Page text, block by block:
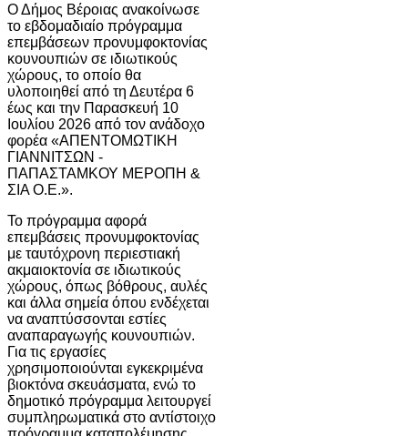
Ο Δήμος Βέροιας ανακοίνωσε
το εβδομαδιαίο πρόγραμμα
επεμβάσεων προνυμφοκτονίας
κουνουπιών σε ιδιωτικούς
χώρους, το οποίο θα
υλοποιηθεί από τη Δευτέρα 6
έως και την Παρασκευή 10
Ιουλίου 2026 από τον ανάδοχο
φορέα «ΑΠΕΝΤΟΜΩΤΙΚΗ
ΓΙΑΝΝΙΤΣΩΝ -
ΠΑΠΑΣΤΑΜΚΟΥ ΜΕΡΟΠΗ &
ΣΙΑ Ο.Ε.».
Το πρόγραμμα αφορά
επεμβάσεις προνυμφοκτονίας
με ταυτόχρονη περιεστιακή
ακμαιοκτονία σε ιδιωτικούς
χώρους, όπως βόθρους, αυλές
και άλλα σημεία όπου ενδέχεται
να αναπτύσσονται εστίες
αναπαραγωγής κουνουπιών.
Για τις εργασίες
χρησιμοποιούνται εγκεκριμένα
βιοκτόνα σκευάσματα, ενώ το
δημοτικό πρόγραμμα λειτουργεί
συμπληρωματικά στο αντίστοιχο